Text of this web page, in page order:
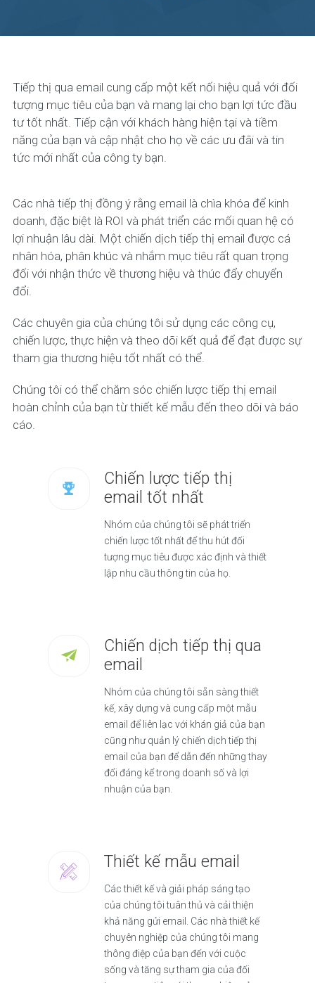
Tiếp thị qua email cung cấp một kết nối hiệu quả với đối
tượng mục tiêu của bạn và mang lại cho bạn lợi tức đầu
tư tốt nhất. Tiếp cận với khách hàng hiện tại và tiềm
năng của bạn và cập nhật cho họ về các ưu đãi và tin
tức mới nhất của công ty bạn.
Các nhà tiếp thị đồng ý rằng email là chìa khóa để kinh
doanh, đặc biệt là ROI và phát triển các mối quan hệ có
lợi nhuận lâu dài. Một chiến dịch tiếp thị email được cá
nhân hóa, phân khúc và nhắm mục tiêu rất quan trọng
đối với nhận thức về thương hiệu và thúc đẩy chuyển
đổi.
Các chuyên gia của chúng tôi sử dụng các công cụ,
chiến lược, thực hiện và theo dõi kết quả để đạt được sự
tham gia thương hiệu tốt nhất có thể.
Chúng tôi có thể chăm sóc chiến lược tiếp thị email
hoàn chỉnh của bạn từ thiết kế mẫu đến theo dõi và báo
cáo.
Chiến lược tiếp thị
email tốt nhất
Nhóm của chúng tôi sẽ phát triển
chiến lược tốt nhất để thu hút đối
tượng mục tiêu được xác định và thiết
lập nhu cầu thông tin của họ.
Chiến dịch tiếp thị qua
email
Nhóm của chúng tôi sẵn sàng thiết
kế, xây dựng và cung cấp một mẫu
email để liên lạc với khán giả của bạn
cũng như quản lý chiến dịch tiếp thị
email của bạn để dẫn đến những thay
đổi đáng kể trong doanh số và lợi
nhuận của bạn.
Thiết kế mẫu email
Các thiết kế và giải pháp sáng tạo
của chúng tôi tuân thủ và cải thiện
khả năng gửi email. Các nhà thiết kế
chuyên nghiệp của chúng tôi mang
thông điệp của bạn đến với cuộc
sống và tăng sự tham gia của đối